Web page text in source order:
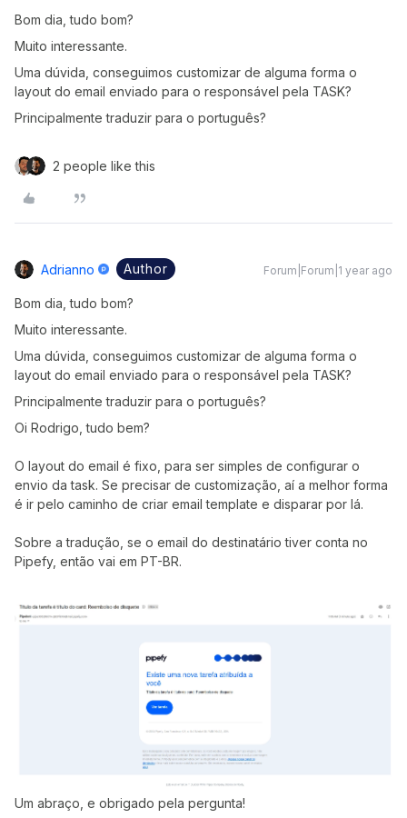
Bom dia, tudo bom?
Muito interessante.
Uma dúvida, conseguimos customizar de alguma forma o
layout do email enviado para o responsável pela TASK?
Principalmente traduzir para o português?
2 people like this
Adrianno Author Forum|Forum|1 year ago
Bom dia, tudo bom?
Muito interessante.
Uma dúvida, conseguimos customizar de alguma forma o
layout do email enviado para o responsável pela TASK?
Principalmente traduzir para o português?
Oi Rodrigo, tudo bem?
O layout do email é fixo, para ser simples de configurar o
envio da task. Se precisar de customização, aí a melhor forma
é ir pelo caminho de criar email template e disparar por lá.
Sobre a tradução, se o email do destinatário tiver conta no
Pipefy, então vai em PT-BR.
Um abraço, e obrigado pela pergunta!